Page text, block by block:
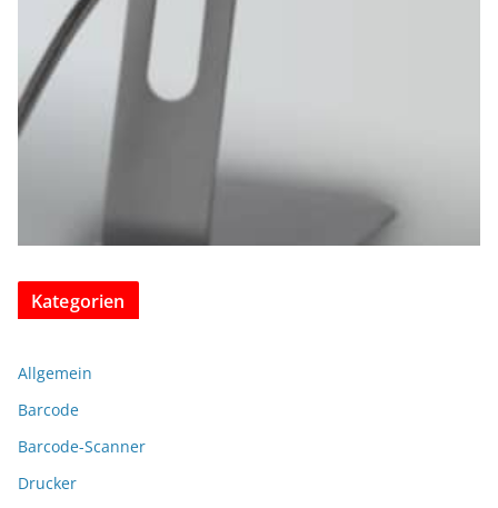
Kategorien
Allgemein
Barcode
Barcode-Scanner
Drucker